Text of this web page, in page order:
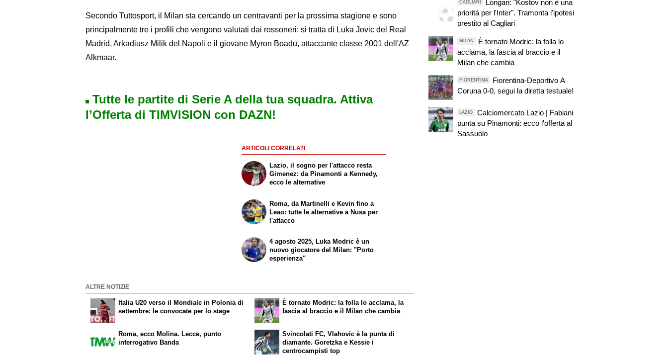
Secondo Tuttosport, il Milan sta cercando un centravanti per la prossima stagione e sono
principalmente tre i profili che vengono valutati dai rossoneri: si tratta di Luka Jovic del Real
Madrid, Arkadiusz Milik del Napoli e il giovane Myron Boadu, attaccante classe 2001 dell'AZ
Alkmaar.
Tutte le partite di Serie A della tua squadra. Attiva
l’Offerta di TIMVISION con DAZN!
ARTICOLI CORRELATI
Lazio, il sogno per l'attacco resta
Gimenez: da Pinamonti a Kennedy,
ecco le alternative
Roma, da Martinelli e Kevin fino a
Leao: tutte le alternative a Nusa per
l'attacco
4 agosto 2025, Luka Modric è un
nuovo giocatore del Milan: "Porto
esperienza"
ALTRE NOTIZIE
Italia U20 verso il Mondiale in Polonia di
settembre: le convocate per lo stage
Roma, ecco Molina. Lecce, punto
interrogativo Banda
È tornato Modric: la folla lo acclama, la
fascia al braccio e il Milan che cambia
Svincolati FC, Vlahovic è la punta di
diamante. Goretzka e Kessie i
centrocampisti top
CAGLIARI
Longari: "Kostov non è una
priorità per l'Inter". Tramonta l'ipotesi
prestito al Cagliari
MILAN
È tornato Modric: la folla lo
acclama, la fascia al braccio e il
Milan che cambia
FIORENTINA
Fiorentina-Deportivo A
Coruna 0-0, segui la diretta testuale!
LAZIO
Calciomercato Lazio | Fabiani
punta su Pinamonti: ecco l'offerta al
Sassuolo